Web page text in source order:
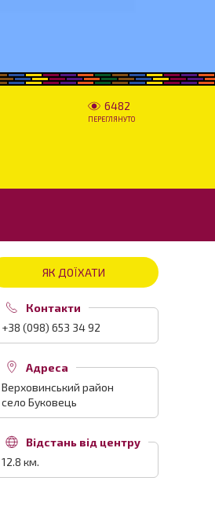
6482
ПЕРЕГЛЯНУТО
ЯК ДОЇХАТИ
Контакти
+38 (098) 653 34 92
Адреса
Верховинський район
село Буковець
Відстань від центру
12.8 км.